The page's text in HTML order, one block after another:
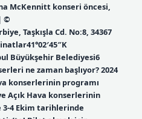
McKennitt konseri öncesi,
©
Taşkışla Cd. No:8, 34367
Büyükşehir Belediyesi6
ne zaman başlıyor? 2024
konserlerinin programı
Açık Hava konserlerinin
3-4 Ekim tarihlerinde